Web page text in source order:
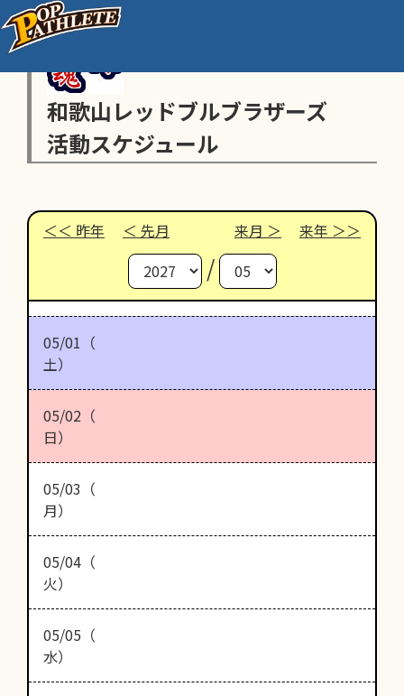
和歌山レッドブルブラザーズ
活動スケジュール
昨年 先月 来月 来年
/
05/01（
土）
05/02（
日）
05/03（
月）
05/04（
火）
05/05（
水）